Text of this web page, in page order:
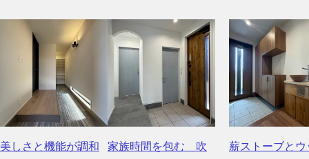
美しさと機能が調和
家族時間を包む 吹
薪ストーブとウ